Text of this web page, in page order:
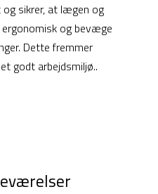
sikrer, at lægen og
ergonomisk og bevæge
Dette fremmer
godt arbejdsmiljø..